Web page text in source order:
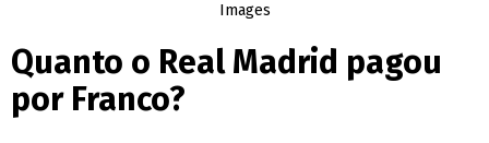
Images
Quanto o Real Madrid pagou
por Franco?